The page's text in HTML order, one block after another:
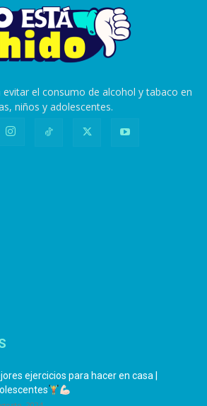
evitar el consumo de alcohol y tabaco en
niños y adolescentes.
ejercicios para hacer en casa |